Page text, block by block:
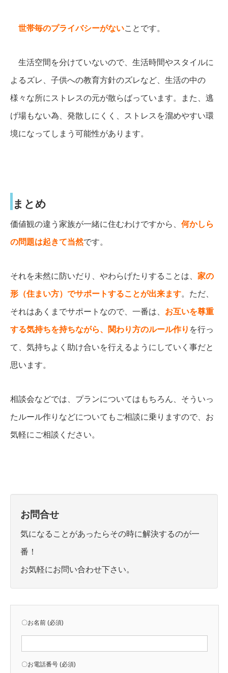
世帯毎のプライバシーがないことです。
生活空間を分けていないので、生活時間やスタイルに
よるズレ、子供への教育方針のズレなど、生活の中の
様々な所にストレスの元が散らばっています。また、逃
げ場もない為、発散しにくく、ストレスを溜めやすい環
境になってしまう可能性があります。
まとめ
価値観の違う家族が一緒に住むわけですから、 何かしら
の問題は起きて当然です。
それを未然に防いだり、やわらげたりすることは、 家の
形（住まい方）でサポートすることが出来ます。ただ、
それはあくまでサポートなので、一番は、 お互いを尊重
する気持ちを持ちながら、関わり方のルール作り を行っ
て、気持ちよく助け合いを行えるようにしていく事だと
思います。
相談会などでは、プランについてはもちろん、そういっ
たルール作りなどについてもご相談に乗りますので、お
気軽にご相談ください。
お問合せ
気になることがあったらその時に解決するのが一
番！
お気軽にお問い合わせ下さい。
〇お名前 (必須)
〇お電話番号 (必須)